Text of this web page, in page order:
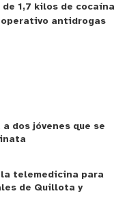
de 1,7 kilos de cocaína
operativo antidrogas
dos jóvenes que se
telemedicina para
de Quillota y